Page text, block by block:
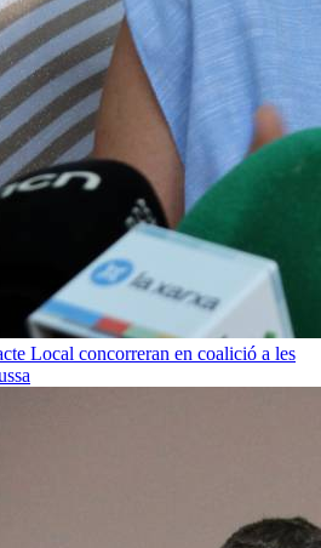
Local concorreran en coalició a les